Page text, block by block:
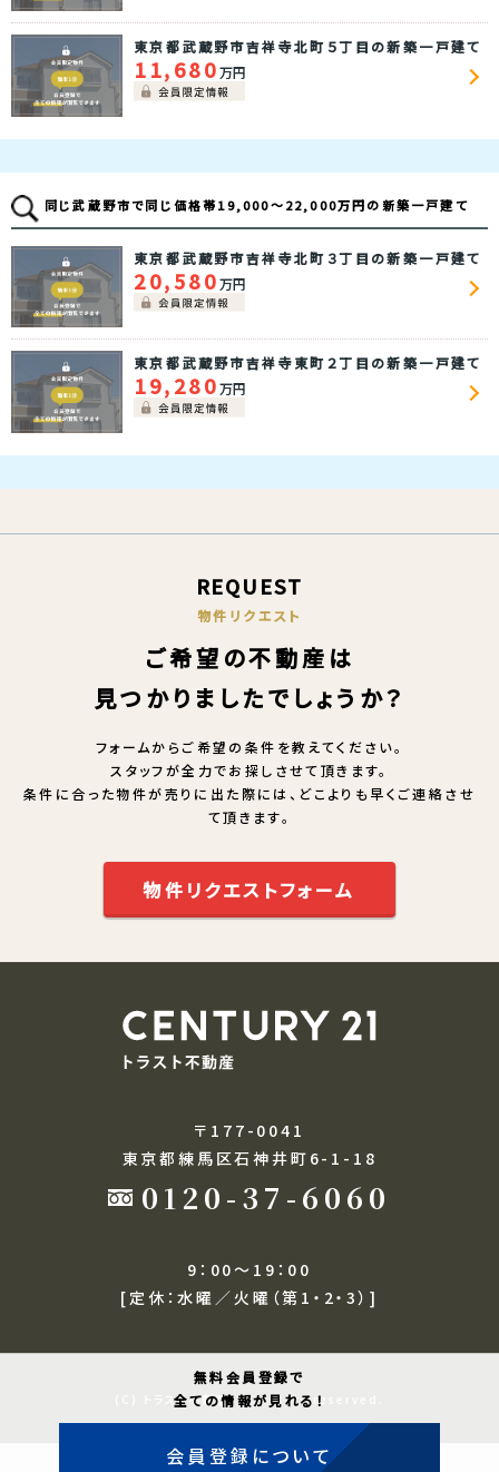
東京都武蔵野市吉祥寺北町５丁目の新築一戸建て
11,680万円
同じ武蔵野市で同じ価格帯19,000～22,000万円の新築一戸建て
東京都武蔵野市吉祥寺北町３丁目の新築一戸建て
20,580万円
東京都武蔵野市吉祥寺東町２丁目の新築一戸建て
19,280万円
REQUEST
物件リクエスト
ご希望の不動産は
見つかりましたでしょうか？
フォームからご希望の条件を教えてください。
スタッフが全力でお探しさせて頂きます。
条件に合った物件が売りに出た際には、どこよりも早くご連絡させ
て頂きます。
物件リクエストフォーム
〒177-0041
東京都練馬区石神井町6-1-18
0120-37-6060
9：00～19：00
[定休：水曜／火曜（第1・2・3）]
(C) トラスト不動産. All rights reserved.
無料会員登録で
全ての情報が見れる！
会員登録について